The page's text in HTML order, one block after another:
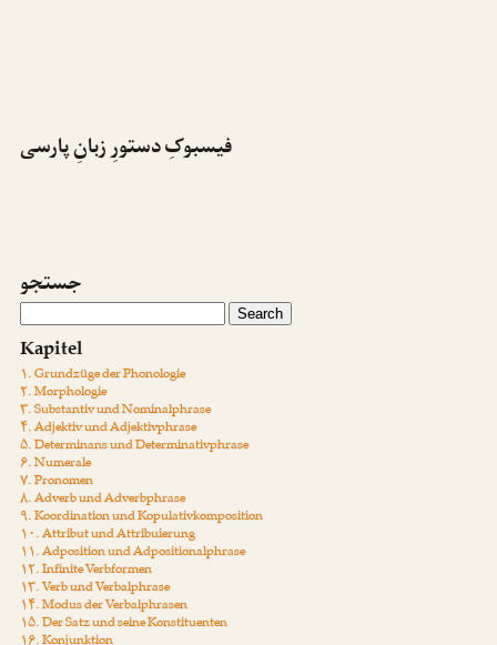
فیسبوکِ دستورِ زبانِ پارسی
جستجو
Kapitel
۱. Grundzüge der Phonologie
۲. Morphologie
۳. Substantiv und Nominalphrase
۴. Adjektiv und Adjektivphrase
۵. Determinans und Determinativphrase
۶. Numerale
۷. Pronomen
۸. Adverb und Adverbphrase
۹. Koordination und Kopulativkomposition
۱۰. Attribut und Attribuierung
۱۱. Adposition und Adpositionalphrase
۱۲. Infinite Verbformen
۱۳. Verb und Verbalphrase
۱۴. Modus der Verbalphrasen
۱۵. Der Satz und seine Konstituenten